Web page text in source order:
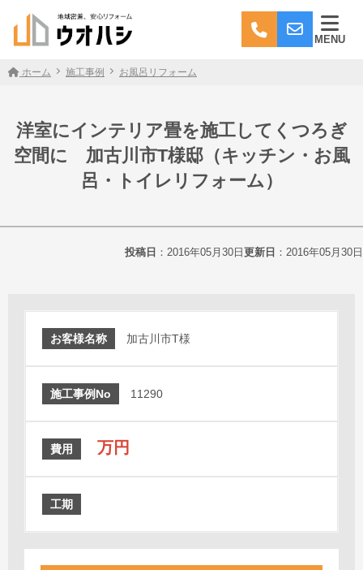
MENU
ホーム 施工事例 お風呂リフォーム
洋室にインテリア畳を施工してくつろぎ
空間に 加古川市T様邸（キッチン・お風
呂・トイレリフォーム）
投稿日 ：2016年05月30日 更新日 ：2016年05月30日
お客様名称 加古川市T様
施工事例No 11290
費用 万円
工期